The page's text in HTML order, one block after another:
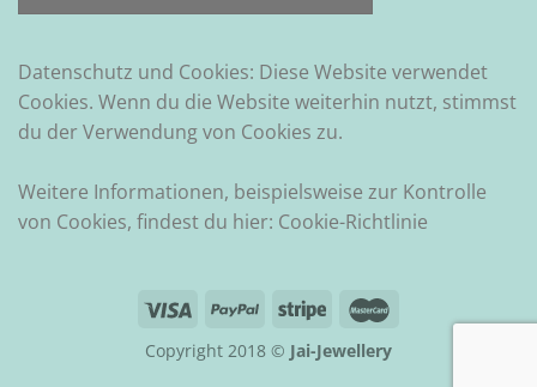
Datenschutz und Cookies: Diese Website verwendet
Cookies. Wenn du die Website weiterhin nutzt, stimmst
du der Verwendung von Cookies zu.
Weitere Informationen, beispielsweise zur Kontrolle
von Cookies, findest du hier: Cookie-Richtlinie
Copyright 2018 © Jai-Jewellery